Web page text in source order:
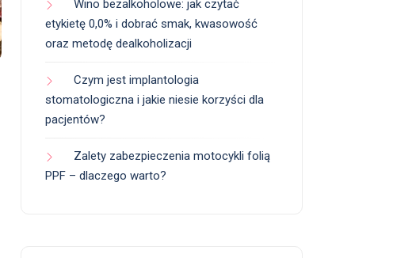
Wino bezalkoholowe: jak czytać
etykietę 0,0% i dobrać smak, kwasowość
oraz metodę dealkoholizacji
Czym jest implantologia
stomatologiczna i jakie niesie korzyści dla
pacjentów?
Zalety zabezpieczenia motocykli folią
PPF – dlaczego warto?